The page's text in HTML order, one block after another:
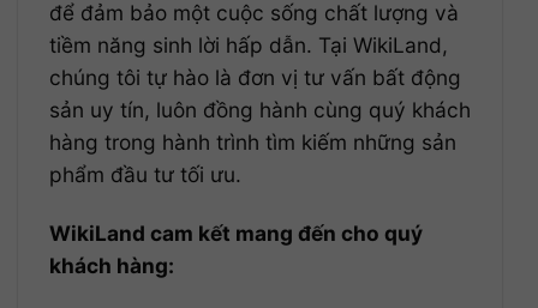
để đảm bảo một cuộc sống chất lượng và
tiềm năng sinh lời hấp dẫn. Tại WikiLand,
chúng tôi tự hào là đơn vị tư vấn bất động
sản uy tín, luôn đồng hành cùng quý khách
hàng trong hành trình tìm kiếm những sản
phẩm đầu tư tối ưu.
WikiLand cam kết mang đến cho quý
khách hàng: